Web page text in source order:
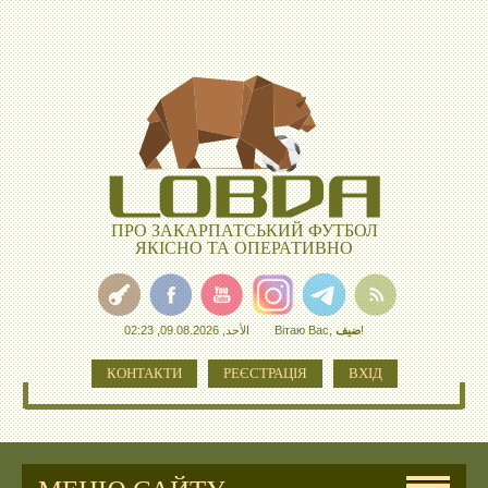
ПРО ЗАКАРПАТСЬКИЙ ФУТБОЛ
ЯКІСНО ТА ОПЕРАТИВНО
الأحد, 09.08.2026, 02:23 Вітаю Вас,ضيف!
КОНТАКТИ РЕЄСТРАЦІЯ ВХІД